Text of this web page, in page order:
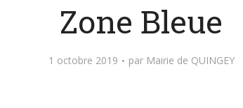
Zone Bleue
1 octobre 2019 par Mairie de QUINGEY